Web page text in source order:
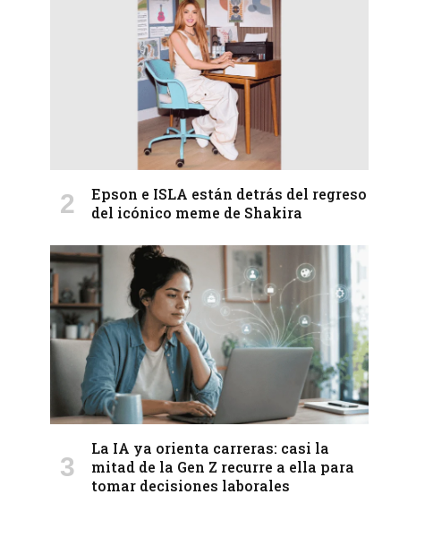
Epson e ISLA están detrás del regreso
del icónico meme de Shakira
La IA ya orienta carreras: casi la
mitad de la Gen Z recurre a ella para
tomar decisiones laborales